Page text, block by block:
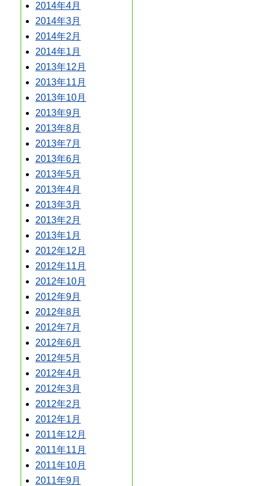
2014年4月
2014年3月
2014年2月
2014年1月
2013年12月
2013年11月
2013年10月
2013年9月
2013年8月
2013年7月
2013年6月
2013年5月
2013年4月
2013年3月
2013年2月
2013年1月
2012年12月
2012年11月
2012年10月
2012年9月
2012年8月
2012年7月
2012年6月
2012年5月
2012年4月
2012年3月
2012年2月
2012年1月
2011年12月
2011年11月
2011年10月
2011年9月